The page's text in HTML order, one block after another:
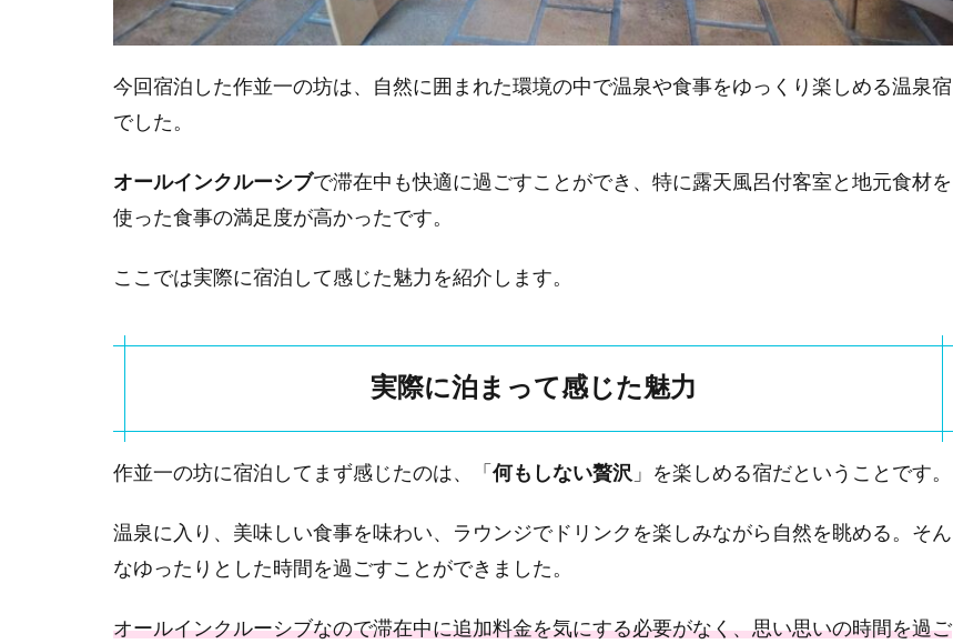
しめ
た
1.3
な人
すす
め？
作並
送迎
情報
仙台
らの
セス
今回宿泊した作並一の坊は、自然に囲まれた環境の中で温泉や食事をゆっくり楽しめる温泉宿
でした。
オールインクルーシブで滞在中も快適に過ごすことができ、特に露天風呂付客室と地元食材を
使った食事の満足度が高かったです。
ここでは実際に宿泊して感じた魅力を紹介します。
実際に泊まって感じた魅力
作並一の坊に宿泊してまず感じたのは、「 何もしない贅沢 」を楽しめる宿だということです。
温泉に入り、美味しい食事を味わい、ラウンジでドリンクを楽しみながら自然を眺める。そん
なゆったりとした時間を過ごすことができました。
オールインクルーシブなので滞在中に追加料金を気にする必要がなく、思い思いの時間を過ご